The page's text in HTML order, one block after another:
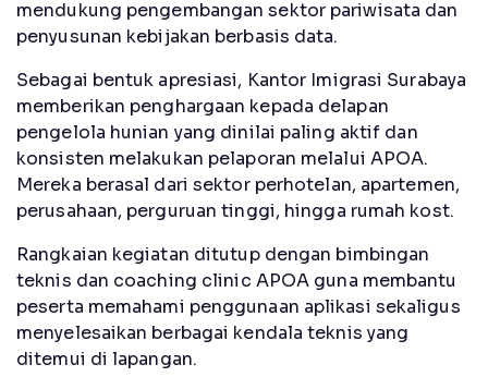
mendukung pengembangan sektor pariwisata dan
penyusunan kebijakan berbasis data.
Sebagai bentuk apresiasi, Kantor Imigrasi Surabaya
memberikan penghargaan kepada delapan
pengelola hunian yang dinilai paling aktif dan
konsisten melakukan pelaporan melalui APOA.
Mereka berasal dari sektor perhotelan, apartemen,
perusahaan, perguruan tinggi, hingga rumah kost.
Rangkaian kegiatan ditutup dengan bimbingan
teknis dan coaching clinic APOA guna membantu
peserta memahami penggunaan aplikasi sekaligus
menyelesaikan berbagai kendala teknis yang
ditemui di lapangan.